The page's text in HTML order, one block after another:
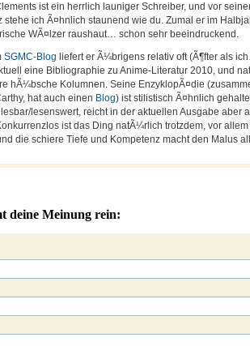
ist ein herrlich launiger Schreiber, und vor
stehe ich Ã¤hnlich staunend wie du. Zumal er im
WÃ¤lzer raushaut… schon sehr beeindruckend.
SGMC-Blog liefert er Ã¼brigens relativ oft (Ã¶fter als
eine Bibliographie zu Anime-Literatur 2010, und
hÃ¼bsche Kolumnen. Seine EnzyklopÃ¤die
hat auch einen Blog) ist stilistisch Ã¤hnlich
lesenswert, reicht in der aktuellen Ausgabe aber
ist das Ding natÃ¼rlich trotzdem, vor
die schiere Tiefe und Kompetenz macht den Malus
deine Meinung rein: